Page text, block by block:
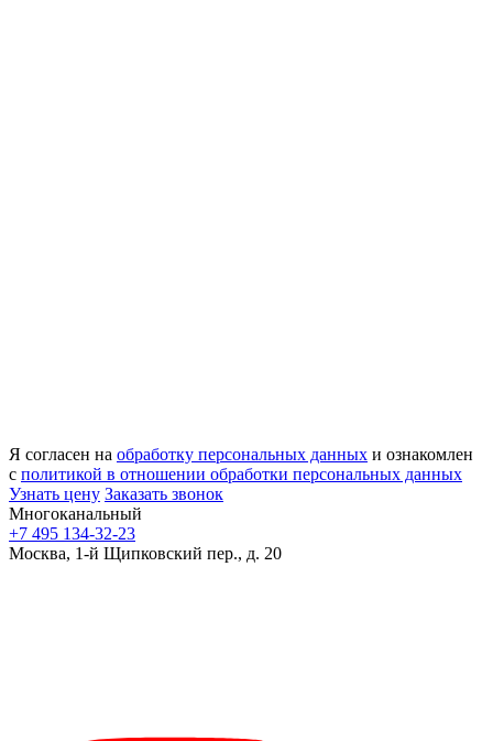
Я согласен на обработку персональных данных и ознакомлен
с политикой в отношении обработки персональных данных
Узнать цену Заказать звонок
Многоканальный
+7 495 134-32-23
Москва, 1-й Щипковский пер., д. 20